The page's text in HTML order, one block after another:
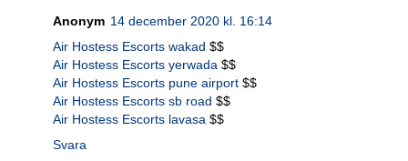
Anonym 14 december 2020 kl. 16:14
Air Hostess Escorts wakad $$
Air Hostess Escorts yerwada $$
Air Hostess Escorts pune airport $$
Air Hostess Escorts sb road $$
Air Hostess Escorts lavasa $$
Svara